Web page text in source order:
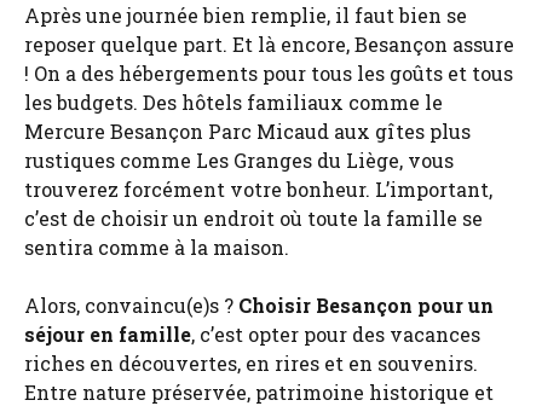
Après une journée bien remplie, il faut bien se
reposer quelque part. Et là encore, Besançon assure
! On a des hébergements pour tous les goûts et tous
les budgets. Des hôtels familiaux comme le
Mercure Besançon Parc Micaud aux gîtes plus
rustiques comme Les Granges du Liège, vous
trouverez forcément votre bonheur. L’important,
c’est de choisir un endroit où toute la famille se
sentira comme à la maison.
Alors, convaincu(e)s ? Choisir Besançon pour un
séjour en famille, c’est opter pour des vacances
riches en découvertes, en rires et en souvenirs.
Entre nature préservée, patrimoine historique et